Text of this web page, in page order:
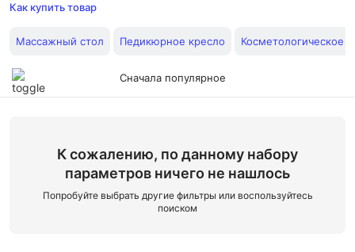
Как купить товар
Массажный стол Педикюрное кресло Косметологическое
Сначала популярное
К сожалению, по данному набору
параметров ничего не нашлось
Попробуйте выбрать другие фильтры или воспользуйтесь
поиском